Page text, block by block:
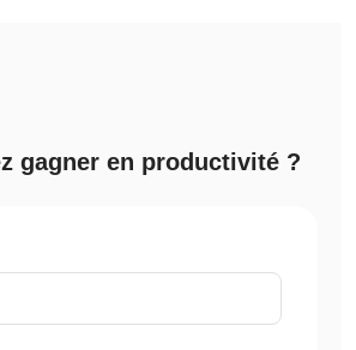
gagner en productivité ?